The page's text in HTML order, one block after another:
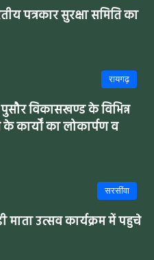
पत्रकार सुरक्षा समिति का
रायगढ़
विकासखण्ड के विभिन्न
कार्यों का लोकार्पण व
सरसींवा
माता उत्सव कार्यक्रम में पहुचे